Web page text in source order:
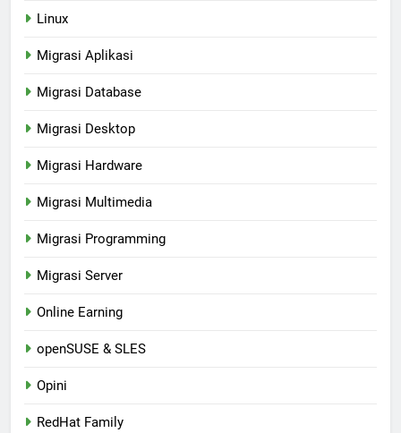
Linux
Migrasi Aplikasi
Migrasi Database
Migrasi Desktop
Migrasi Hardware
Migrasi Multimedia
Migrasi Programming
Migrasi Server
Online Earning
openSUSE & SLES
Opini
RedHat Family